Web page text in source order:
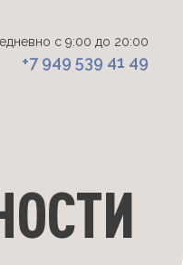
с 9:00 до 20:00
+7 949 539 41 49